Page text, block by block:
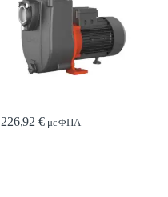
226,92€με ΦΠΑ